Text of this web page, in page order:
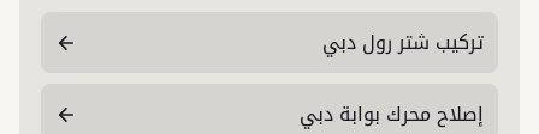
تركيب شتر رول دبي
إصلاح محرك بوابة دبي